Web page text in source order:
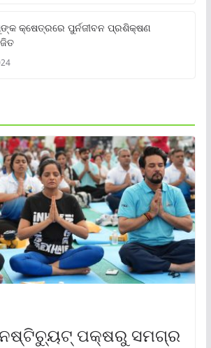
କ୍ଷେତ୍ରରେ ପୁର୍ନଜୀବନ ପ୍ରଶିକ୍ଷଣ
ପକ୍ଷରୁ ସମଗ୍ର